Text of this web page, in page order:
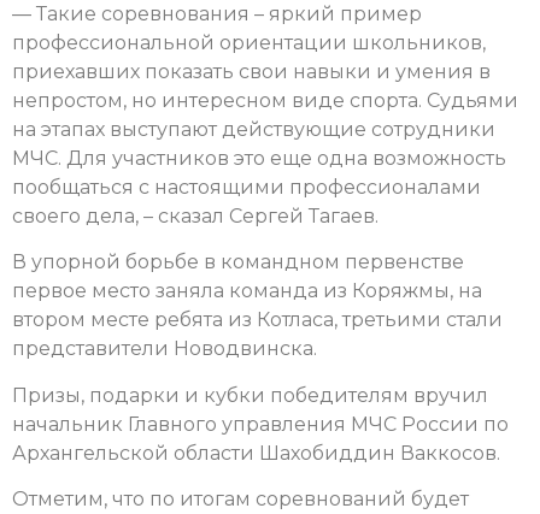
— Такие соревнования – яркий пример
профессиональной ориентации школьников,
приехавших показать свои навыки и умения в
непростом, но интересном виде спорта. Судьями
на этапах выступают действующие сотрудники
МЧС. Для участников это еще одна возможность
пообщаться с настоящими профессионалами
своего дела, – сказал Сергей Тагаев.
В упорной борьбе в командном первенстве
первое место заняла команда из Коряжмы, на
втором месте ребята из Котласа, третьими стали
представители Новодвинска.
Призы, подарки и кубки победителям вручил
начальник Главного управления МЧС России по
Архангельской области Шахобиддин Ваккосов.
Отметим, что по итогам соревнований будет